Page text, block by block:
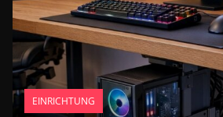
EINRICHTUNG